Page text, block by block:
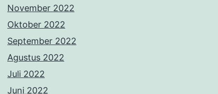
November 2022
Oktober 2022
September 2022
Agustus 2022
Juli 2022
Juni 2022